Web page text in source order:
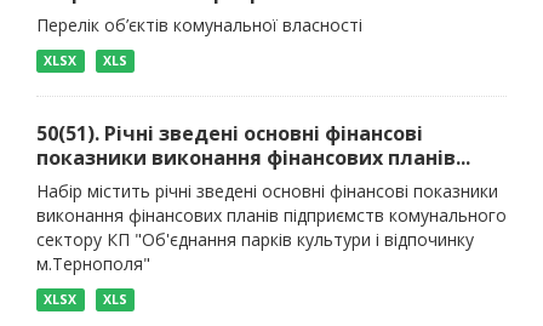
Перелік об’єктів комунальної власності
XLSX XLS
50(51). Річні зведені основні фінансові
показники виконання фінансових планів...
Набір містить річні зведені основні фінансові показники
виконання фінансових планів підприємств комунального
сектору КП "Об'єднання парків культури і відпочинку
м.Тернополя"
XLSX XLS